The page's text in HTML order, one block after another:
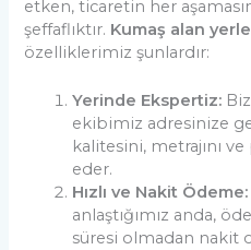
etken, ticaretin her
şeffaflıktır. Kumaş alan
özelliklerimiz şunlardır:
Yerinde Ekspertiz:
ekibimiz adresinize
kalitesini, metrajını
eder.
Hızlı ve Nakit Ödeme:
anlaştığımız anda,
süresi olmadan nakit